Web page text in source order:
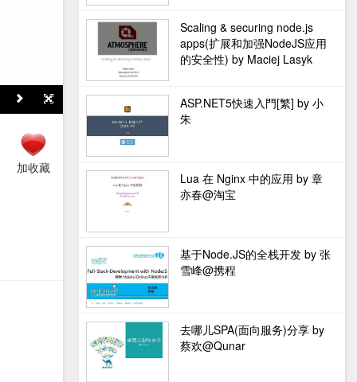
Scaling & securing node.js
apps(扩展和加强NodeJS应用
的安全性) by Maciej Lasyk
ASP.NET5快速入門[繁] by 小
朱
Lua 在 Nginx 中的应用 by 章
亦春@淘宝
基于Node.JS的全栈开发 by 张
雪峰@携程
去哪儿SPA(面向服务)分享 by
蔡欢@Qunar
加收藏